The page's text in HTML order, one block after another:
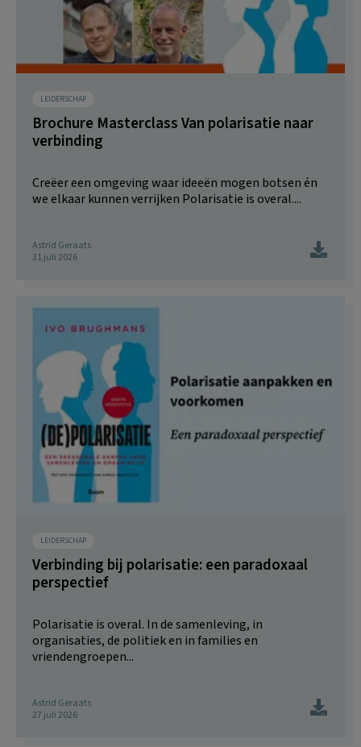
LEIDERSCHAP
Brochure Masterclass Van polarisatie naar
verbinding
Creëer een omgeving waar ideeën mogen botsen én
we elkaar kunnen verrijken Polarisatie is overal....
Astrid Geraats
31 juli 2026
LEIDERSCHAP
Verbinding bij polarisatie: een paradoxaal
perspectief
Polarisatie is overal. In de samenleving, in
organisaties, de politiek en in families en
vriendengroepen...
Astrid Geraats
27 juli 2026